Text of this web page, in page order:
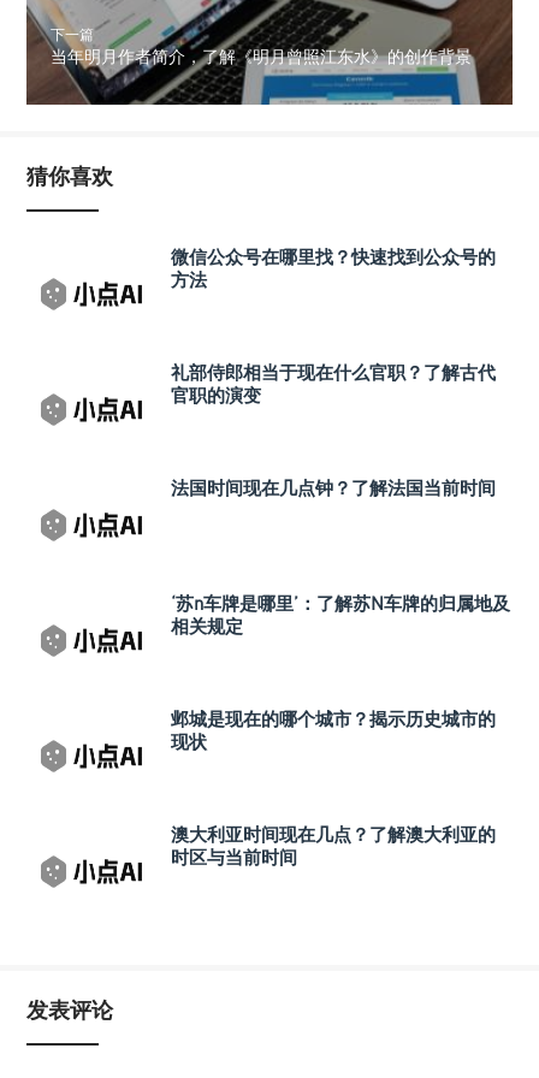
下一篇
当年明月作者简介，了解《明月曾照江东水》的创作背景
猜你喜欢
微信公众号在哪里找？快速找到公众号的
方法
礼部侍郎相当于现在什么官职？了解古代
官职的演变
法国时间现在几点钟？了解法国当前时间
‘苏n车牌是哪里’：了解苏N车牌的归属地及
相关规定
邺城是现在的哪个城市？揭示历史城市的
现状
澳大利亚时间现在几点？了解澳大利亚的
时区与当前时间
发表评论